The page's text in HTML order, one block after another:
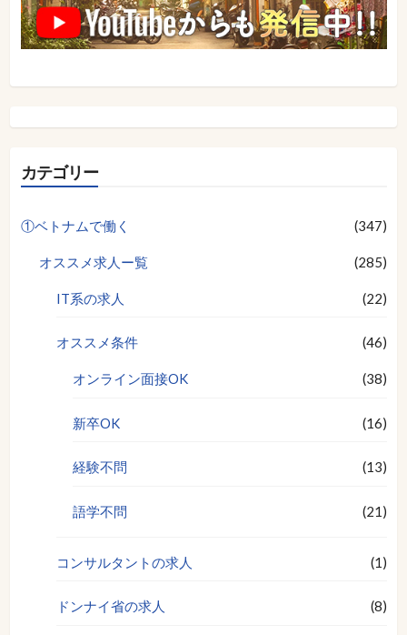
カテゴリー
①ベトナムで働く (347)
オススメ求人ー覧 (285)
IT系の求人 (22)
オススメ条件 (46)
オンライン面接OK (38)
新卒OK (16)
経験不問 (13)
語学不問 (21)
コンサルタントの求人 (1)
ドンナイ省の求人 (8)